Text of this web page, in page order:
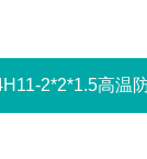
2*2*1.5高温